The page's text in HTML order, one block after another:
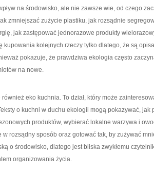
na środowisko, ale nie zawsze wie, od czego
zmniejszać zużycie plastiku, jak rozsądnie
jak zastępować jednorazowe produkty
kupowania kolejnych rzeczy tylko dlatego, że są
pokazuje, że prawdziwa ekologia często
na nowe.
eko kuchnia. To dział, który może
o kuchni w duchu ekologii mogą pokazywać,
produktów, wybierać lokalne warzywa i
rozsądny sposób oraz gotować tak, by zużywać
o środowisko, dlatego jest bliska zwykłemu
organizowania życia.